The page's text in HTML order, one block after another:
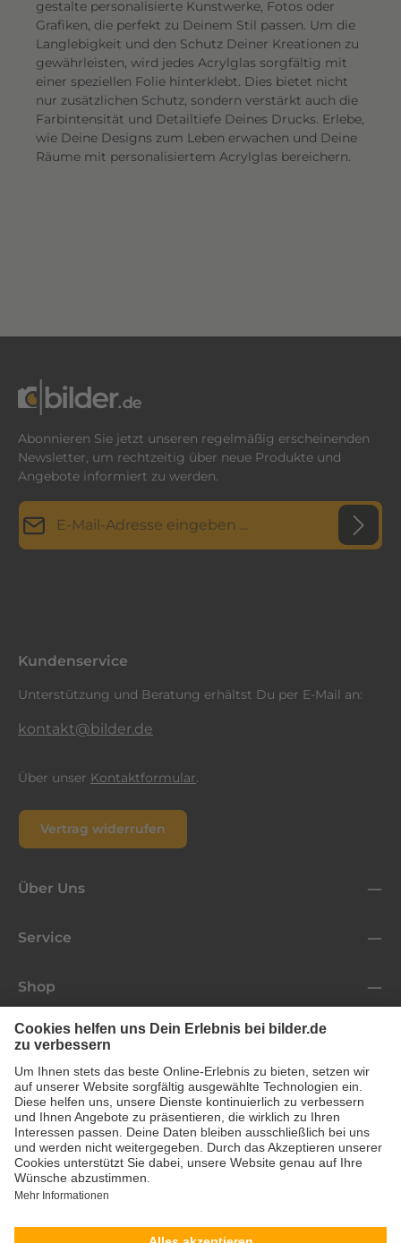
gestalte personalisierte Kunstwerke, Fotos oder
Grafiken, die perfekt zu Deinem Stil passen. Um die
Langlebigkeit und den Schutz Deiner Kreationen zu
gewährleisten, wird jedes Acrylglas sorgfältig mit
einer speziellen Folie hinterklebt. Dies bietet nicht
nur zusätzlichen Schutz, sondern verstärkt auch die
Farbintensität und Detailtiefe Deines Drucks. Erlebe,
wie Deine Designs zum Leben erwachen und Deine
Räume mit personalisiertem Acrylglas bereichern.
Abonnieren Sie jetzt unseren regelmäßig erscheinenden
Newsletter, um rechtzeitig über neue Produkte und
Angebote informiert zu werden.
E-Mail-Adresse*
Kundenservice
Unterstützung und Beratung erhältst Du per E-Mail an:
kontakt@bilder.de
Über unser Kontaktformular.
Vertrag widerrufen
Über Uns
Service
Shop
Folge uns
* Alle Preise inkl. gesetzl. Mehrwertsteuer zzgl.